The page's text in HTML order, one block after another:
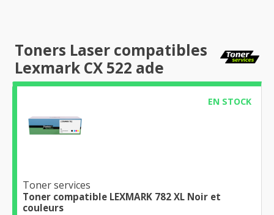
Toners Laser compatibles
Lexmark CX 522 ade
EN STOCK
Toner services
Toner compatible LEXMARK 782 XL Noir et
couleurs